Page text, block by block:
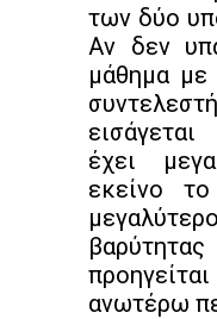
των δύο
Αν δεν
μάθημα με
έχει
εκείνο
ανωτέρω